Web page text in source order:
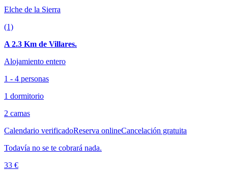
Elche de la Sierra
(1)
A 2.3 Km de Villares.
Alojamiento entero
1 - 4 personas
1 dormitorio
2 camas
Calendario verificadoReserva onlineCancelación gratuita
Todavía no se te cobrará nada.
33 €